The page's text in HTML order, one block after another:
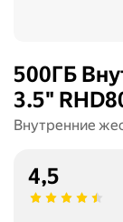
500ГБ
3.5"
Внутренние
4,5